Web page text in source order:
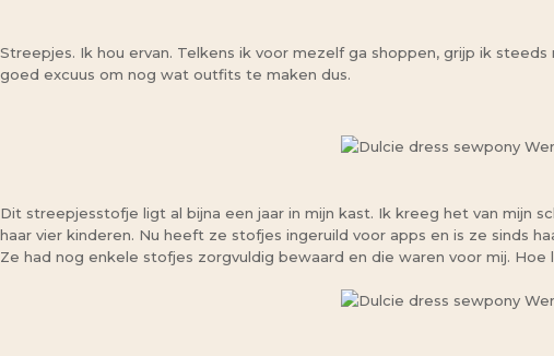
Streepjes. Ik hou ervan. Telkens ik voor mezelf ga shoppen, grijp ik
goed excuus om nog wat outfits te maken dus.
Dit streepjesstofje ligt al bijna een jaar in mijn kast. Ik kreeg het van mijn
haar vier kinderen. Nu heeft ze stofjes ingeruild voor apps en is ze sinds
Ze had nog enkele stofjes zorgvuldig bewaard en die waren voor mij. Hoe